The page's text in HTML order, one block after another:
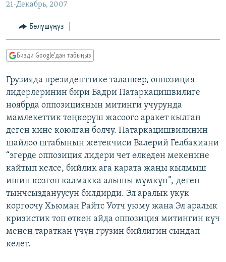
БҮГҮН АЗАТТЫКТА
ЭКСПЕРТТЕР ТАЛДАЙТ
БИЗ ЖАНА ДҮЙНӨ
ЭЖЕ-СИҢДИЛЕР
АЗАТТЫК+
ЫҢГАЙСЫЗ СУРООЛОР
ПОДКАСТ
ӨЗГӨЧӨ ПИКИР
Русский
ОНЛАЙН ШЕРИНЕ
ЭЕ/АРнун бардык сайттары
21-Декабрь, 2007
Бөлүшүңүз
Бизди Google'дан табыңыз
Грузияда президенттике талапкер, оппозиция
лидерлеринин бири Бадри Патаркацишвилиге
ноябрда оппозициянын митинги учурунда
мамлекеттик төңкөрүш жасоого аракет кылган
деген кине коюлган болчу. Патаркацишвилинин
шайлоо штабынын жетекчиси Валерий Гелбахиани
“эгерде оппозиция лидери чет өлкөдөн мекенине
кайтып келсе, бийлик ага карата жаңы кылмыш
ишин козгоп калмакка алышы мүмкүн”,-деген
тынчсыздануусун билдирди. Эл аралык укук
коргоочу Хьюман Райтс Уотч уюму жана Эл аралык
кризистик топ өткөн айда оппозиция митингин күч
менен тараткан үчүн грузин бийлигин сындап
келет.